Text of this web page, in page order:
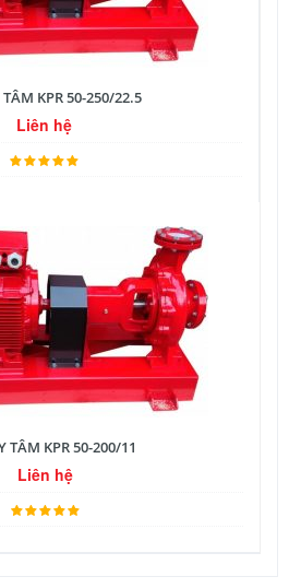
KPR 50-250/22.5
Liên hệ
TÂM KPR 50-200/11
Liên hệ